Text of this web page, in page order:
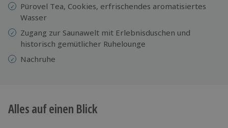
Pürovel Tea, Cookies, erfrischendes aromatisiertes
Wasser
Zugang zur Saunawelt mit Erlebnisduschen und
historisch gemütlicher Ruhelounge
Nachruhe
Alles auf einen Blick